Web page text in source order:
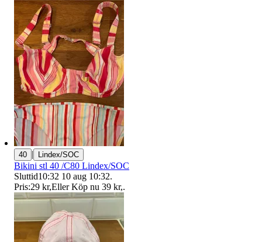
40 | Lindex/SOC
Bikini stl 40 /C80 Lindex/SOC
Sluttid10:32 10 aug 10:32.
Pris:29 kr,Eller Köp nu 39 kr,.